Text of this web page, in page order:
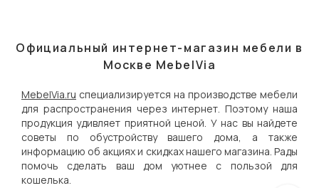
Официальный интернет-магазин мебели в
Москве MebelVia
MebelVia.ru специализируется на производстве мебели
для распространения через интернет. Поэтому наша
продукция удивляет приятной ценой. У нас вы найдете
советы по обустройству вашего дома, а также
информацию об акциях и скидках нашего магазина. Рады
помочь сделать ваш дом уютнее с пользой для
кошелька.